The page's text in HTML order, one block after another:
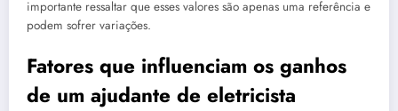
importante ressaltar que esses valores são apenas uma referência e
podem sofrer variações.
Fatores que influenciam os ganhos
de um ajudante de eletricista